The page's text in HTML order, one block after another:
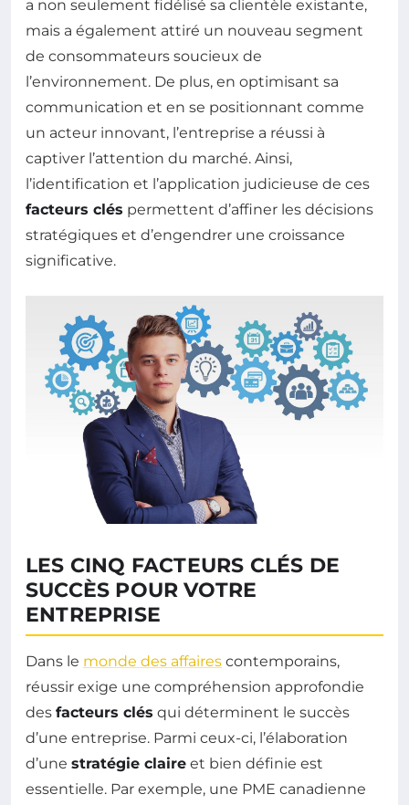
a non seulement fidélisé sa clientèle existante,
mais a également attiré un nouveau segment
de consommateurs soucieux de
l’environnement. De plus, en optimisant sa
communication et en se positionnant comme
un acteur innovant, l’entreprise a réussi à
captiver l’attention du marché. Ainsi,
l’identification et l’application judicieuse de ces
facteurs clés permettent d’affiner les décisions
stratégiques et d’engendrer une croissance
significative.
LES CINQ FACTEURS CLÉS DE
SUCCÈS POUR VOTRE
ENTREPRISE
Dans le monde des affaires contemporains,
réussir exige une compréhension approfondie
des facteurs clés qui déterminent le succès
d’une entreprise. Parmi ceux-ci, l’élaboration
d’une stratégie claire et bien définie est
essentielle. Par exemple, une PME canadienne